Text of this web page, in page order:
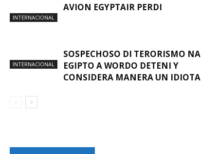
INTERNACIONAL
AVION EGYPTAIR PERDI
INTERNACIONAL
SOSPECHOSO DI TERORISMO NA
EGIPTO A WORDO DETENI Y
CONSIDERA MANERA UN IDIOTA